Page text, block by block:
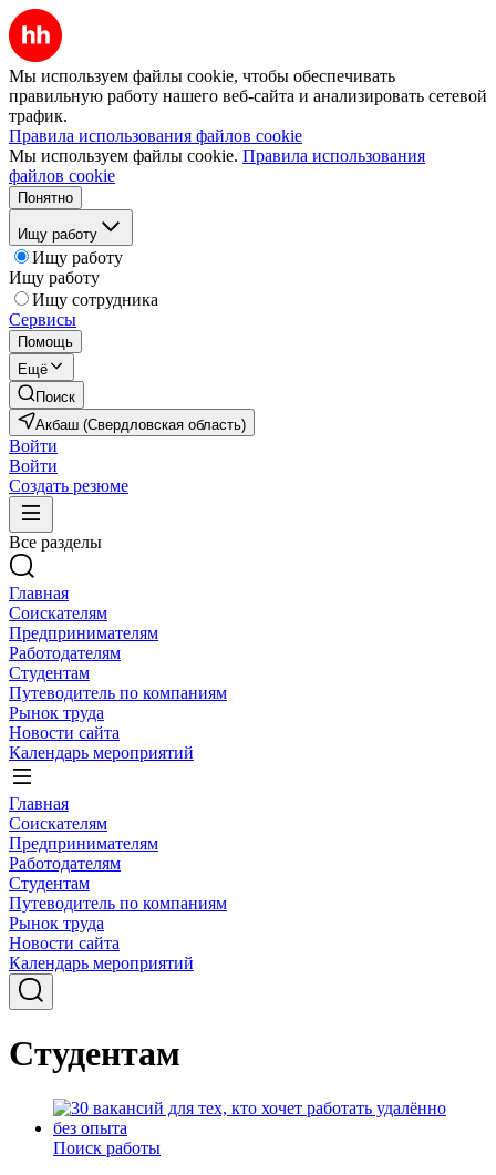
Мы используем файлы cookie, чтобы обеспечивать
правильную работу нашего веб-сайта и анализировать сетевой
трафик.
Правила использования файлов cookie
Мы используем файлы cookie. Правила использования
файлов cookie
Понятно
Ищу работу
Ищу работу
Ищу работу
Ищу сотрудника
Сервисы
Помощь
Ещё
Поиск
Акбаш (Свердловская область)
Войти
Войти
Создать резюме
Все разделы
Главная
Соискателям
Предпринимателям
Работодателям
Студентам
Путеводитель по компаниям
Рынок труда
Новости сайта
Календарь мероприятий
Главная
Соискателям
Предпринимателям
Работодателям
Студентам
Путеводитель по компаниям
Рынок труда
Новости сайта
Календарь мероприятий
Студентам
Поиск работы